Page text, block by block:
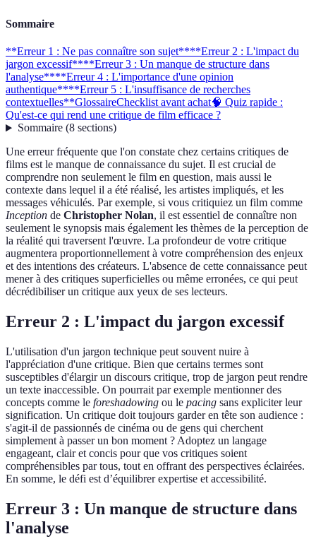
Sommaire
**Erreur 1 : Ne pas connaître son sujet****Erreur 2 : L'impact du
jargon excessif****Erreur 3 : Un manque de structure dans
l'analyse****Erreur 4 : L'importance d'une opinion
authentique****Erreur 5 : L'insuffisance de recherches
contextuelles**GlossaireChecklist avant achat🧠 Quiz rapide :
Qu'est-ce qui rend une critique de film efficace ?
Sommaire(8 sections)
Une erreur fréquente que l'on constate chez certains critiques de
films est le manque de connaissance du sujet. Il est crucial de
comprendre non seulement le film en question, mais aussi le
contexte dans lequel il a été réalisé, les artistes impliqués, et les
messages véhiculés. Par exemple, si vous critiquiez un film comme
Inception de Christopher Nolan, il est essentiel de connaître non
seulement le synopsis mais également les thèmes de la perception de
la réalité qui traversent l'œuvre. La profondeur de votre critique
augmentera proportionnellement à votre compréhension des enjeux
et des intentions des créateurs. L'absence de cette connaissance peut
mener à des critiques superficielles ou même erronées, ce qui peut
décrédibiliser un critique aux yeux de ses lecteurs.
Erreur 2 : L'impact du jargon excessif
L'utilisation d'un jargon technique peut souvent nuire à
l'appréciation d'une critique. Bien que certains termes sont
susceptibles d'élargir un discours critique, trop de jargon peut rendre
un texte inaccessible. On pourrait par exemple mentionner des
concepts comme le foreshadowing ou le pacing sans expliciter leur
signification. Un critique doit toujours garder en tête son audience :
s'agit-il de passionnés de cinéma ou de gens qui cherchent
simplement à passer un bon moment ? Adoptez un langage
engageant, clair et concis pour que vos critiques soient
compréhensibles par tous, tout en offrant des perspectives éclairées.
En somme, le défi est d’équilibrer expertise et accessibilité.
Erreur 3 : Un manque de structure dans
l'analyse